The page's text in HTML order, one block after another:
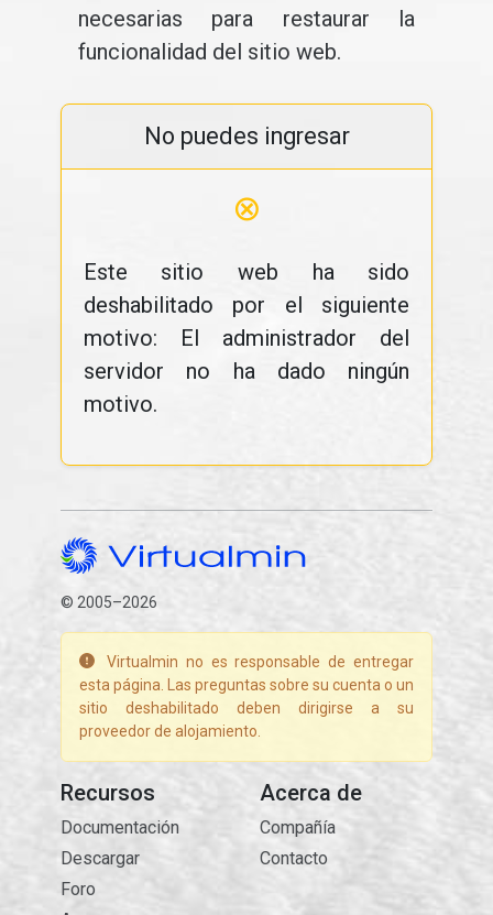
necesarias para restaurar la
funcionalidad del sitio web.
No puedes ingresar
⊗
Este sitio web ha sido
deshabilitado por el siguiente
motivo: El administrador del
servidor no ha dado ningún
motivo.
© 2005–2026
Virtualmin no es responsable de entregar
esta página. Las preguntas sobre su cuenta o un
sitio deshabilitado deben dirigirse a su
proveedor de alojamiento.
Recursos
Documentación
Descargar
Foro
Acerca de
Compañía
Contacto